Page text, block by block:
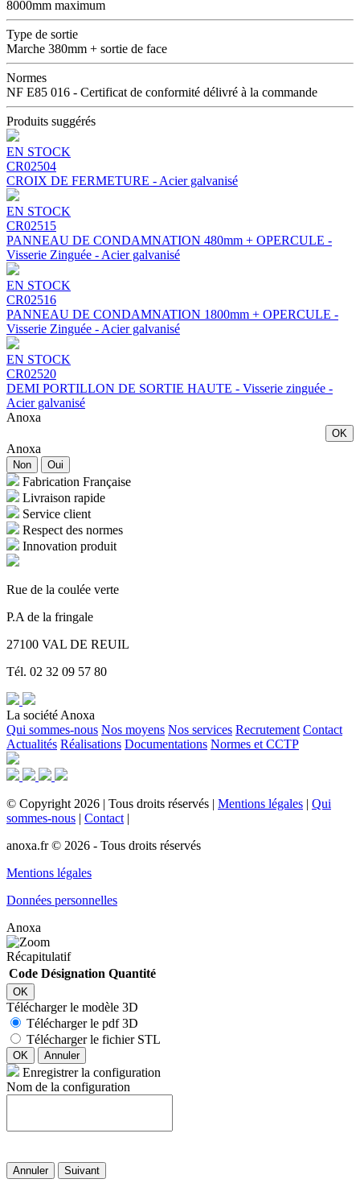
8000mm maximum
Type de sortie
Marche 380mm + sortie de face
Normes
NF E85 016 - Certificat de conformité délivré à la commande
Produits suggérés
EN STOCK
CR02504
CROIX DE FERMETURE - Acier galvanisé
EN STOCK
CR02515
PANNEAU DE CONDAMNATION 480mm + OPERCULE -
Visserie Zinguée - Acier galvanisé
EN STOCK
CR02516
PANNEAU DE CONDAMNATION 1800mm + OPERCULE -
Visserie Zinguée - Acier galvanisé
EN STOCK
CR02520
DEMI PORTILLON DE SORTIE HAUTE - Visserie zinguée -
Acier galvanisé
Anoxa
OK
Anoxa
Non Oui
Fabrication Française
Livraison rapide
Service client
Respect des normes
Innovation produit
Rue de la coulée verte
P.A de la fringale
27100 VAL DE REUIL
Tél. 02 32 09 57 80
La société Anoxa
Qui sommes-nous Nos moyens Nos services Recrutement Contact
Actualités Réalisations Documentations Normes et CCTP
© Copyright 2026 | Tous droits réservés | Mentions légales | Qui
sommes-nous | Contact |
anoxa.fr © 2026 - Tous droits réservés
Mentions légales
Données personnelles
Anoxa
Récapitulatif
Code Désignation Quantité
OK
Télécharger le modèle 3D
Télécharger le pdf 3D
Télécharger le fichier STL
OK Annuler
Enregistrer la configuration
Nom de la configuration
Annuler Suivant